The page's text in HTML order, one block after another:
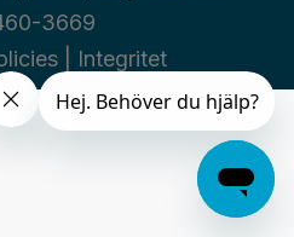
3669
| Integritet